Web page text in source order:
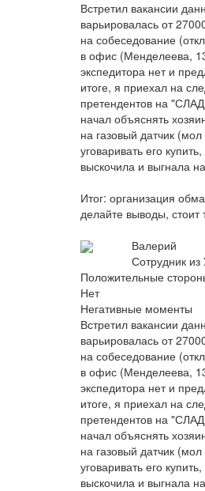
Встретил вакансии
варьировалась от
на собеседование
в офис (Менделеева,
экспедитора нет и
итоге, я приехал на
претендентов на
начал объяснять
на газовый датчик
уговаривать его
выскочила и выгнала
Итог: организация
делайте выводы, стоит
Валерий
Сотрудник
Положительные
Нет
Негативные моменты
Встретил вакансии
варьировалась от
на собеседование
в офис (Менделеева,
экспедитора нет и
итоге, я приехал на
претендентов на
начал объяснять
на газовый датчик
уговаривать его
выскочила и выгнала